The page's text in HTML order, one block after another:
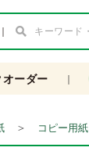
オーダー
＞ コピー用紙